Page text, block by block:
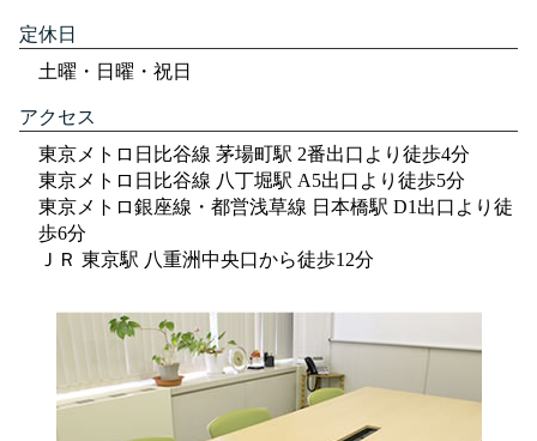
定休日
土曜・日曜・祝日
アクセス
東京メトロ日比谷線 茅場町駅 2番出口より徒歩4分
東京メトロ日比谷線 八丁堀駅 A5出口より徒歩5分
東京メトロ銀座線・都営浅草線 日本橋駅 D1出口より徒
歩6分
ＪＲ 東京駅 八重洲中央口から徒歩12分